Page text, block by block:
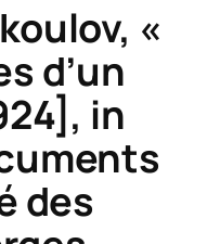
«
d’un
in
des